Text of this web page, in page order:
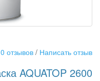
0 отзывов / Написать отзыв
AQUATOP 2600